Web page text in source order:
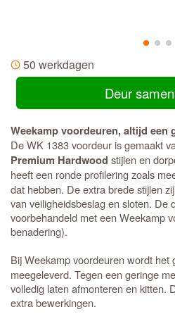
50 werkdagen
Deur
Weekamp voordeuren, altijd een
De WK 1383 voordeur is gemaakt
Premium Hardwood stijlen en
heeft een ronde profilering zoals
dat hebben. De extra brede stijlen
van veiligheidsbeslag en sloten. De
voorbehandeld met een Weekamp
benadering).
Bij Weekamp voordeuren wordt het
meegeleverd. Tegen een geringe
volledig laten afmonteren en kitten.
extra bewerkingen.